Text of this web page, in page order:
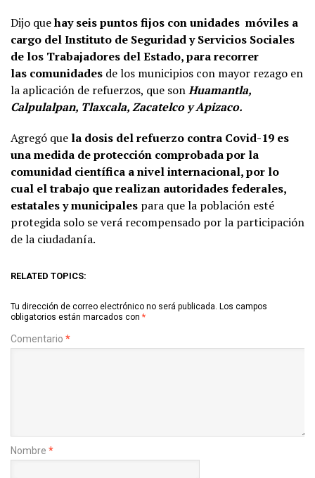
Dijo quehay seis puntos fijos con unidades móviles a
cargo del Instituto de Seguridad y Servicios Sociales
de los Trabajadores del Estado, para recorrer
las comunidades de los municipios con mayor rezago en
la aplicación de refuerzos, que sonHuamantla,
Calpulalpan, Tlaxcala, Zacatelco y Apizaco.
Agregó que la dosis del refuerzo contra Covid-19 es
una medida de protección comprobada por la
comunidad científica a nivel internacional, por lo
cual el trabajo que realizan autoridades federales,
estatales y municipales para que la población esté
protegida solo se verá recompensado por la participación
de la ciudadanía.
RELATED TOPICS:
Tu dirección de correo electrónico no será publicada. Los campos
obligatorios están marcados con *
Comentario *
Nombre *